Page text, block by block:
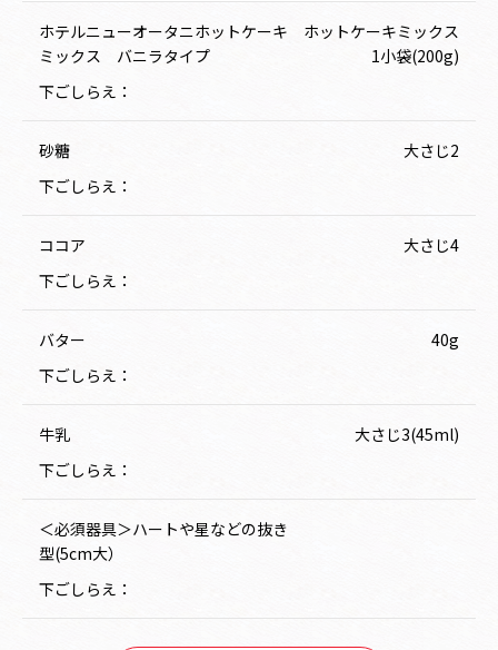
ホテルニューオータニホットケーキ
ミックス バニラタイプ
ホットケーキミックス
1小袋(200g)
下ごしらえ：
砂糖
大さじ2
下ごしらえ：
ココア
大さじ4
下ごしらえ：
バター
40g
下ごしらえ：
牛乳
大さじ3(45ml)
下ごしらえ：
＜必須器具＞ハートや星などの抜き
型(5cm大）
下ごしらえ：